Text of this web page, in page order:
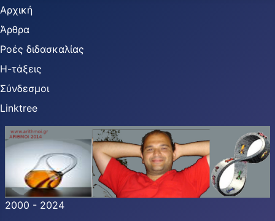
Αρχική
Άρθρα
Ροές διδασκαλίας
Η-τάξεις
Σύνδεσμοι
Linktree
2000 - 2024